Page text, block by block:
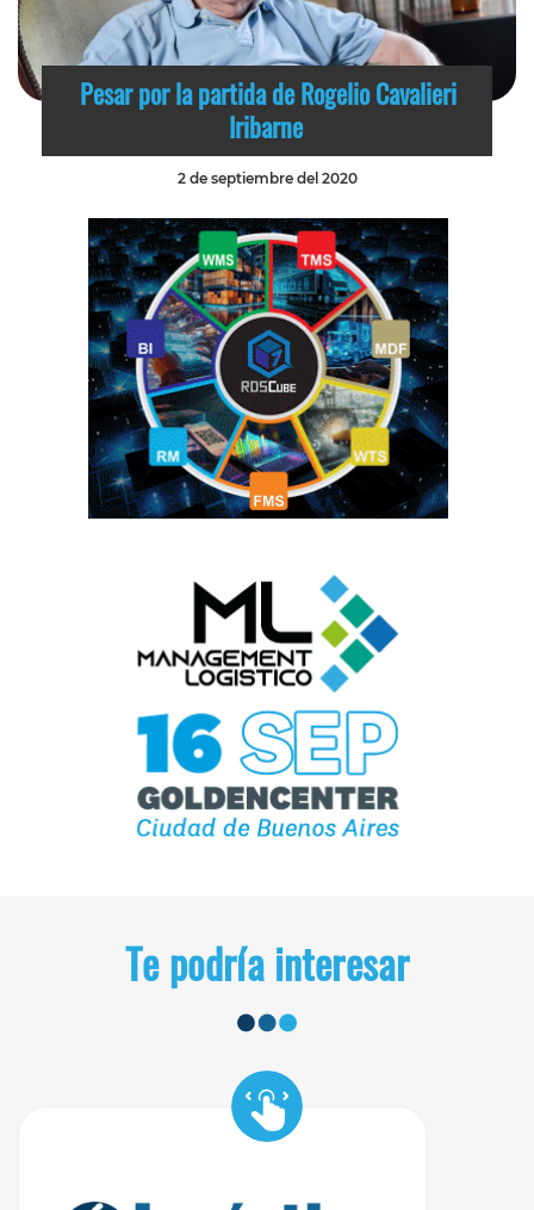
Pesar por la partida de Rogelio Cavalieri
Iribarne
2 de septiembre del 2020
Te podría interesar